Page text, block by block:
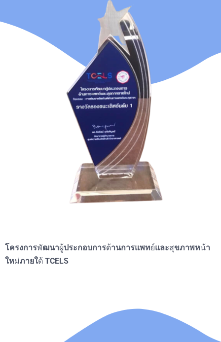
โครงการพัฒนาผู้ประกอบการด้านการแพทย์และสุขภาพหน้า
ใหม่ภายใต้ TCELS